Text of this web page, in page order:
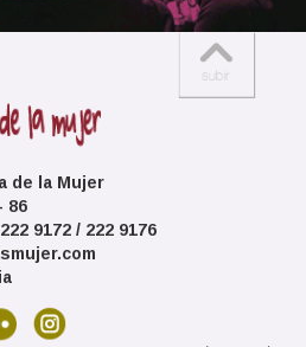
de la Mujer
86
9172 / 222 9176